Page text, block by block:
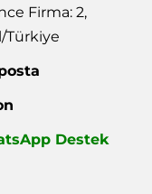
Firma: 2,
Türkiye
Destek